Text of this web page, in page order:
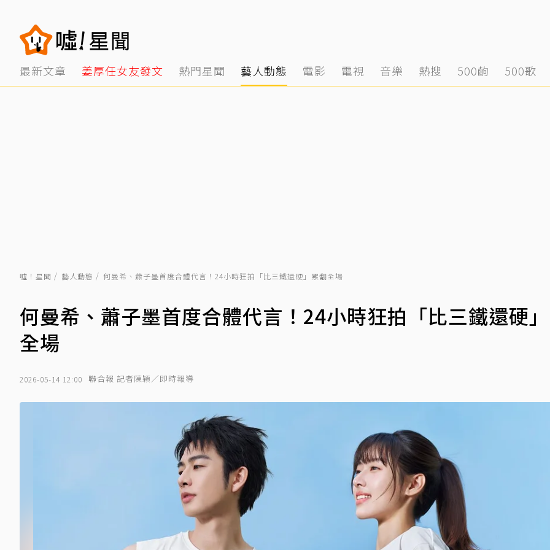
最新文章 姜厚任女友發文 熱門星聞 藝人動態 電影 電視 音樂 熱搜 500齣 500歌
噓！星聞 藝人動態 何曼希、蕭子墨首度合體代言！24小時狂拍「比三鐵還硬」累翻全場
何曼希、蕭子墨首度合體代言！24小時狂拍「比三鐵還硬
全場
2026-05-14 12:00 聯合報 記者陳穎／即時報導